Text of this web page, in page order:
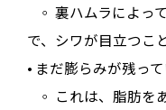
◦ 裏ハムラによっ
で、シワが目立つこ
• まだ膨らみが残っ
◦ これは、脂肪を